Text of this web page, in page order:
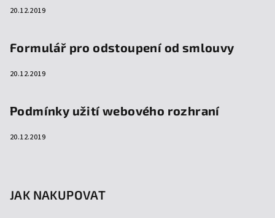
20.12.2019
Formulář pro odstoupení od smlouvy
20.12.2019
Podmínky užití webového rozhraní
20.12.2019
JAK NAKUPOVAT